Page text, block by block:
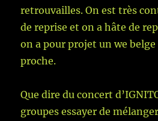
retrouvailles. On est très
de reprise et on a hâte de
on a pour projet un we
proche.
Que dire du concert
groupes essayer de